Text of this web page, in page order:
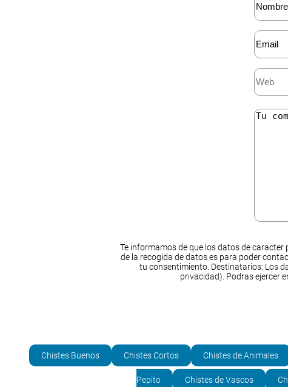
Te informamos de que los datos de caracter
de la recogida de datos es para poder
tu consentimiento. Destinatarios: Los
privacidad). Podras ejercer
Chistes Buenos Chistes Cortos Chistes de Animales
Pepito Chistes de Vascos